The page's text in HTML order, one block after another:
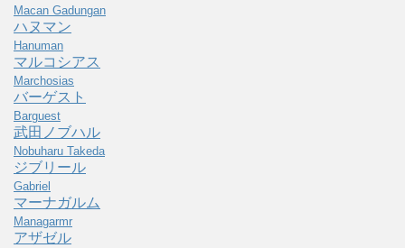
Macan Gadungan
ハヌマン
Hanuman
マルコシアス
Marchosias
バーゲスト
Barguest
武田ノブハル
Nobuharu Takeda
ジブリール
Gabriel
マーナガルム
Managarmr
アザゼル